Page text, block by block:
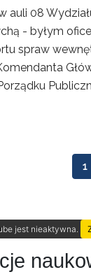
auli 08
- byłym
spraw
1
jest nieaktywna.